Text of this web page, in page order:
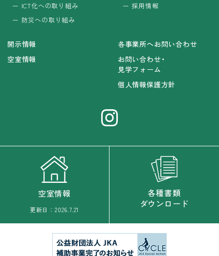
ICT化への取り組み
防災への取り組み
採用情報
開示情報
空室情報
各事業所へお問い合わせ
お問い合わせ・
見学フォーム
個人情報保護方針
空室情報
更新日： 2026.7.21
各種書類
ダウンロード